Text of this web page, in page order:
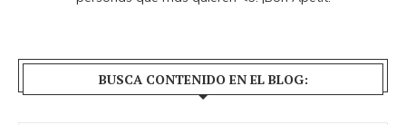
BUSCA CONTENIDO EN EL BLOG: